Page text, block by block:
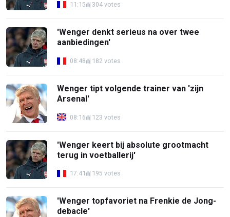
11:15 304 votes
'Wenger denkt serieus na over twee
aanbiedingen'
08:48 182 votes
Wenger tipt volgende trainer van 'zijn
Arsenal'
08:16 123 votes
'Wenger keert bij absolute grootmacht
terug in voetballerij'
17:41 195 votes
'Wenger topfavoriet na Frenkie de Jong-
debacle'